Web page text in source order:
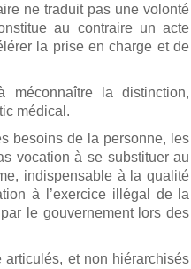
ne traduit pas une volonté
au contraire un acte
la prise en charge et de
méconnaître la distinction,
médical.
besoins de la personne, les
vocation à se substituer au
indispensable à la qualité
à l’exercice illégal de la
le gouvernement lors des
articulés, et non hiérarchisés